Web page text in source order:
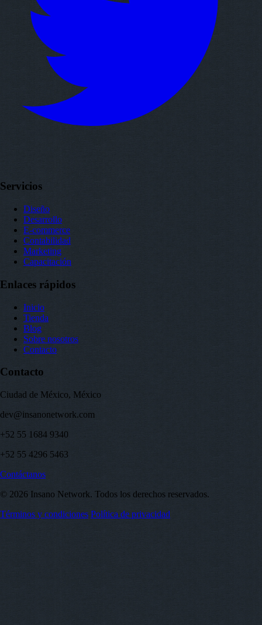
Servicios
Diseño
Desarrollo
E-commerce
Contabilidad
Marketing
Capacitación
Enlaces rápidos
Inicio
Tienda
Blog
Sobre nosotros
Contacto
Contacto
Ciudad de México, México
dev@insanonetwork.com
+52 55 1684 9340
+52 55 4296 5463
Contáctanos
© 2026 Insano Network. Todos los derechos reservados.
Términos y condiciones Política de privacidad